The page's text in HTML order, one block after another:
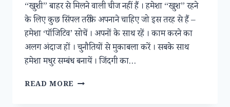
“खुशी” बाहर से मिलने वाली चीज नहीं हैं । हमेशा “खुश” रहने
के लिए कुछ सिंपल तरीके अपनाने चाहिए जो इस तरह से हैं –
हमेशा ‘पॉजिटिव’ सोचें । अपनों के साथ रहें । काम करने का
अलग अंदाज हों । चुनौतियों से मुकाबला करें । सबके साथ
हमेशा मधुर सम्बंध बनायें । जिंदगी का…
READ MORE हर